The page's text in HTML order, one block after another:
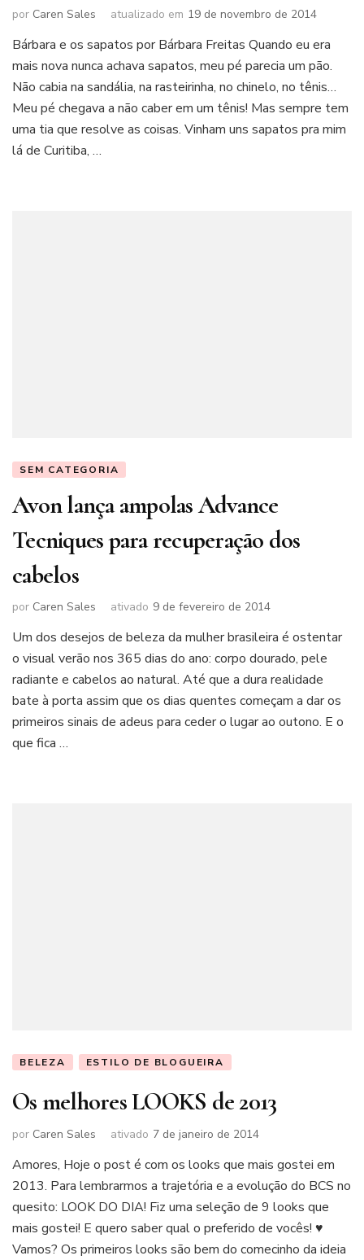
por Caren Sales atualizado em 19 de novembro de 2014
Bárbara e os sapatos por Bárbara Freitas Quando eu era
mais nova nunca achava sapatos, meu pé parecia um pão.
Não cabia na sandália, na rasteirinha, no chinelo, no tênis…
Meu pé chegava a não caber em um tênis! Mas sempre tem
uma tia que resolve as coisas. Vinham uns sapatos pra mim
lá de Curitiba, …
SEM CATEGORIA
Avon lança ampolas Advance
Tecniques para recuperação dos
cabelos
por Caren Sales ativado 9 de fevereiro de 2014
Um dos desejos de beleza da mulher brasileira é ostentar
o visual verão nos 365 dias do ano: corpo dourado, pele
radiante e cabelos ao natural. Até que a dura realidade
bate à porta assim que os dias quentes começam a dar os
primeiros sinais de adeus para ceder o lugar ao outono. E o
que fica …
BELEZA ESTILO DE BLOGUEIRA
Os melhores LOOKS de 2013
por Caren Sales ativado 7 de janeiro de 2014
Amores, Hoje o post é com os looks que mais gostei em
2013. Para lembrarmos a trajetória e a evolução do BCS no
quesito: LOOK DO DIA! Fiz uma seleção de 9 looks que
mais gostei! E quero saber qual o preferido de vocês! ♥
Vamos? Os primeiros looks são bem do comecinho da ideia